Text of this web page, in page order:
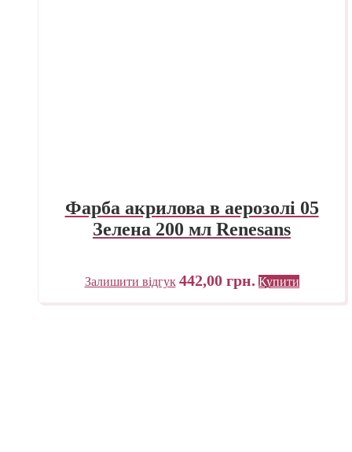
Фарба акрилова в аерозолі 05
Зелена 200 мл Renesans
Залишити відгук 442,00 грн. Купити